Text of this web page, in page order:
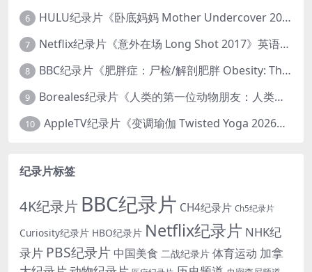
6 HULU纪录片《卧底妈妈 Mother Undercover 2023》全4集 英语中英双字 官方纯净版 1080P/MKV/7.6G 拯救孩子
7 Netflix纪录片《意外在场 Long Shot 2017》英语中字 720P/NKV/1.06GB 美国谋杀误判案件
8 BBC纪录片《肥胖症：尸检/解剖肥胖 Obesity: The Post Mortem 2016》英语中英双字 无水印纯净版 1080P/MKV/1.03G
9 Boreales纪录片《人类的第一位动物朋友：人类和狗的神奇故事 Man’s First Friend 2018》英语中英双字 1080P/MP4/1.8G 狗的神奇故事
10 AppleTV纪录片《变调瑜伽 Twisted Yoga 2026》全3集 英语中英双字 无水印纯净版 1080P/MKV/10G 瑜伽大师背后的真相
纪录片标签
4K纪录片 BBC纪录片 CH4纪录片 Ch5纪录片
Curiosity纪录片 HBO纪录片 Netflix纪录片 NHK纪
录片 PBS纪录片 中国美食 二战纪录片 体育运动 加拿